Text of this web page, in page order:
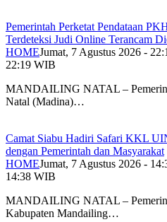
Pemerintah Perketat Pendataan
Terdeteksi Judi Online Terancam
HOMEJumat, 7 Agustus 2026 -
22:19 WIB
MANDAILING NATAL –
Natal (Madina)…
Camat Siabu Hadiri Safari KKL
dengan Pemerintah dan Masyarakat
HOMEJumat, 7 Agustus 2026 -
14:38 WIB
MANDAILING NATAL –
Kabupaten Mandailing…